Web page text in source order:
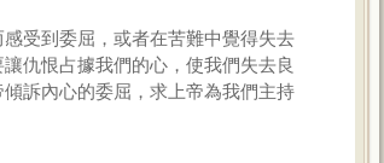
受到委屈，或者在苦難中覺得失去
仇恨占據我們的心，使我們失去良
訴內心的委屈，求上帝為我們主持